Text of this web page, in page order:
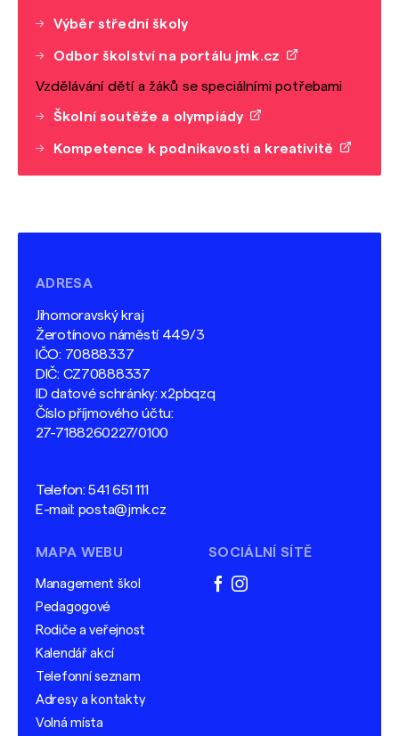
Výběr střední školy
Odbor školství na portálu jmk.cz
Vzdělávání dětí a žáků se speciálními potřebami
Školní soutěže a olympiády
Kompetence k podnikavosti a kreativitě
ADRESA
Jihomoravský kraj
Žerotínovo náměstí 449/3
IČO: 70888337
DIČ: CZ70888337
ID datové schránky: x2pbqzq
Číslo příjmového účtu:
27-7188260227/0100
Telefon:541 651 111
E-mail: posta@jmk.cz
MAPA WEBU
Management škol
Pedagogové
Rodiče a veřejnost
Kalendář akcí
Telefonní seznam
Adresy a kontakty
Volná místa
SOCIÁLNÍ SÍTĚ
facebook
instagram